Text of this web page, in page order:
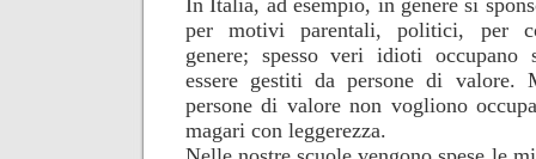
In Italia, ad esempio, in genere si
per motivi parentali, politici, per
genere; spesso veri idioti occupano
essere gestiti da persone di valore.
persone di valore non vogliono
magari con leggerezza.